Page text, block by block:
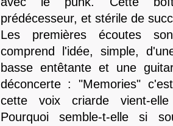
prédécesseur, et stérile de
Les premières écoutes
comprend l'idée, simple,
basse entêtante et une
déconcerte : "Memories"
cette voix criarde vient-
Pourquoi semble-t-elle si